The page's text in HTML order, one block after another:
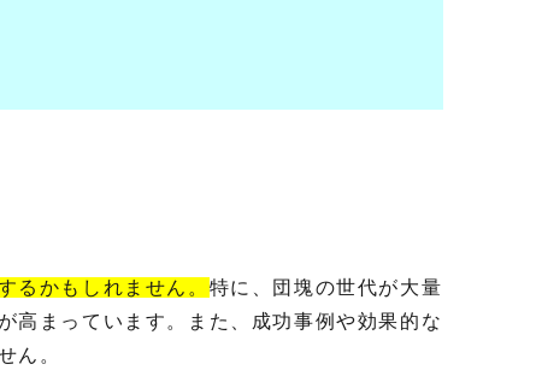
るかもしれません。 特に、団塊の世代が大量
高まっています。また、成功事例や効果的な
ん。